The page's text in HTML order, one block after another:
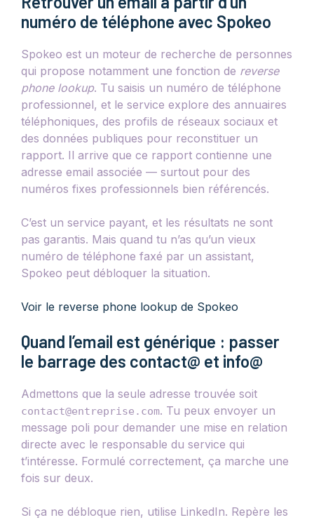
numéro de téléphone avec Spokeo
Spokeo est un moteur de recherche de personnes
qui propose notamment une fonction de reverse
phone lookup. Tu saisis un numéro de téléphone
professionnel, et le service explore des annuaires
téléphoniques, des profils de réseaux sociaux et
des données publiques pour reconstituer un
rapport. Il arrive que ce rapport contienne une
adresse email associée — surtout pour des
numéros fixes professionnels bien référencés.
C’est un service payant, et les résultats ne sont
pas garantis. Mais quand tu n’as qu’un vieux
numéro de téléphone faxé par un assistant,
Spokeo peut débloquer la situation.
Voir le reverse phone lookup de Spokeo
Quand l’email est générique : passer
le barrage des contact@ et info@
Admettons que la seule adresse trouvée soit
contact@entreprise.com. Tu peux envoyer un
message poli pour demander une mise en relation
directe avec le responsable du service qui
t’intéresse. Formulé correctement, ça marche une
fois sur deux.
Si ça ne débloque rien, utilise LinkedIn. Repère les